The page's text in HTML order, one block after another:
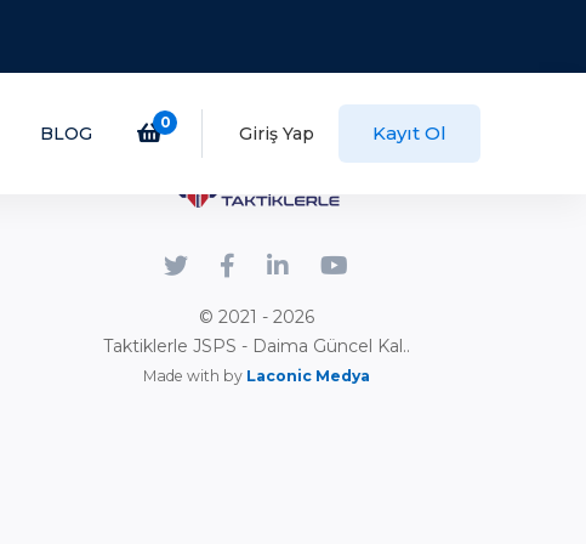
BLOG
0
Giriş Yap Kayıt Ol
© 2021 - 2026
Taktiklerle JSPS - Daima Güncel Kal..
Made with by Laconic Medya